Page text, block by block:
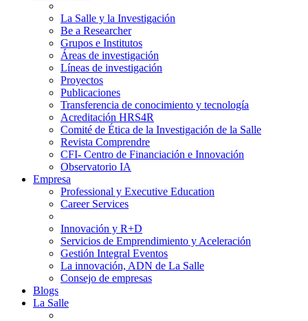
La Salle y la Investigación
Be a Researcher
Grupos e Institutos
Áreas de investigación
Líneas de investigación
Proyectos
Publicaciones
Transferencia de conocimiento y tecnología
Acreditación HRS4R
Comité de Ética de la Investigación de la Salle
Revista Comprendre
CFI- Centro de Financiación e Innovación
Observatorio IA
Empresa
Professional y Executive Education
Career Services
Innovación y R+D
Servicios de Emprendimiento y Aceleración
Gestión Integral Eventos
La innovación, ADN de La Salle
Consejo de empresas
Blogs
La Salle